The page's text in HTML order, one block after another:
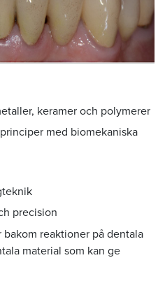
keramer och polymerer
med biomekaniska
precision
reaktioner på dentala
material som kan ge